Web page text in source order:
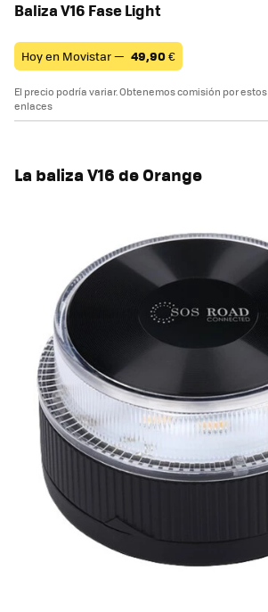
Baliza V16 Fase Light
Hoy en Movistar — 49,90€
El precio podría variar. Obtenemos comisión por estos
enlaces
La baliza V16 de Orange